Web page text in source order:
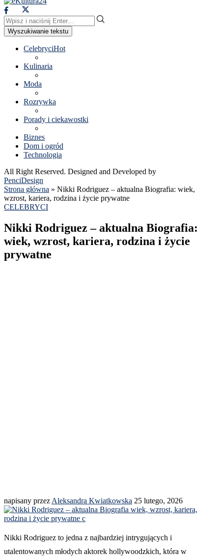
Wyszukiwanie tekstu
CelebryciHot
Kulinaria
Moda
Rozrywka
Porady i ciekawostki
Biznes
Dom i ogród
Technologia
All Right Reserved. Designed and Developed by
PenciDesign
Strona główna » Nikki Rodriguez – aktualna Biografia: wiek,
wzrost, kariera, rodzina i życie prywatne
CELEBRYCI
Nikki Rodriguez – aktualna Biografia:
wiek, wzrost, kariera, rodzina i życie
prywatne
napisany przez Aleksandra Kwiatkowska 25 lutego, 2026
Nikki Rodriguez to jedna z najbardziej intrygujących i
utalentowanych młodych aktorek hollywoodzkich, która w